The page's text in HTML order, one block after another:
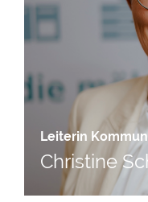
Leiterin
Christine